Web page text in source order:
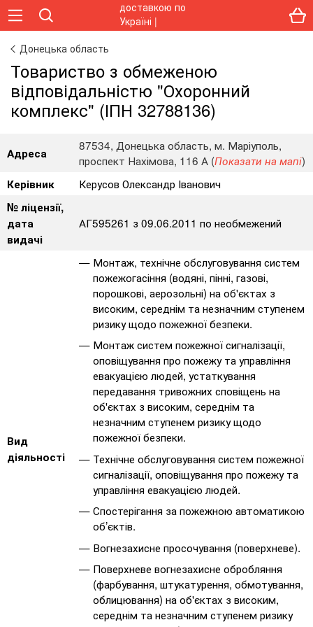
Донецька область
Товариство з обмеженою
відповідальністю "Охоронний
комплекс" (ІПН 32788136)
Адреса
87534, Донецька область, м. Маріуполь,
проспект Нахімова, 116 А (Показати на мапі)
Керівник
Керусов Олександр Іванович
№ ліцензії,
дата
видачі
АГ595261 з 09.06.2011 по необмежений
Вид
діяльності
Монтаж, технічне обслуговування систем
пожежогасіння (водяні, пінні, газові,
порошкові, аерозольні) на об'єктах з
високим, середнім та незначним ступенем
ризику щодо пожежної безпеки.
Монтаж систем пожежної сигналізації,
оповіщування про пожежу та управління
евакуацією людей, устаткування
передавання тривожних сповіщень на
об'єктах з високим, середнім та
незначним ступенем ризику щодо
пожежної безпеки.
Технічне обслуговування систем пожежної
сигналізації, оповіщування про пожежу та
управління евакуацією людей.
Спостерігання за пожежною автоматикою
об’єктів.
Вогнезахисне просочування (поверхневе).
Поверхневе вогнезахисне обробляння
(фарбування, штукатурення, обмотування,
облицювання) на об'єктах з високим,
середнім та незначним ступенем ризику